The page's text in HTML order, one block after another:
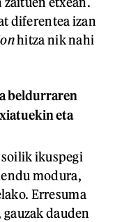
diferentea izan
hitza nik nahi
beldurraren
eta
ikuspegi
modura,
Erresuma
dauden